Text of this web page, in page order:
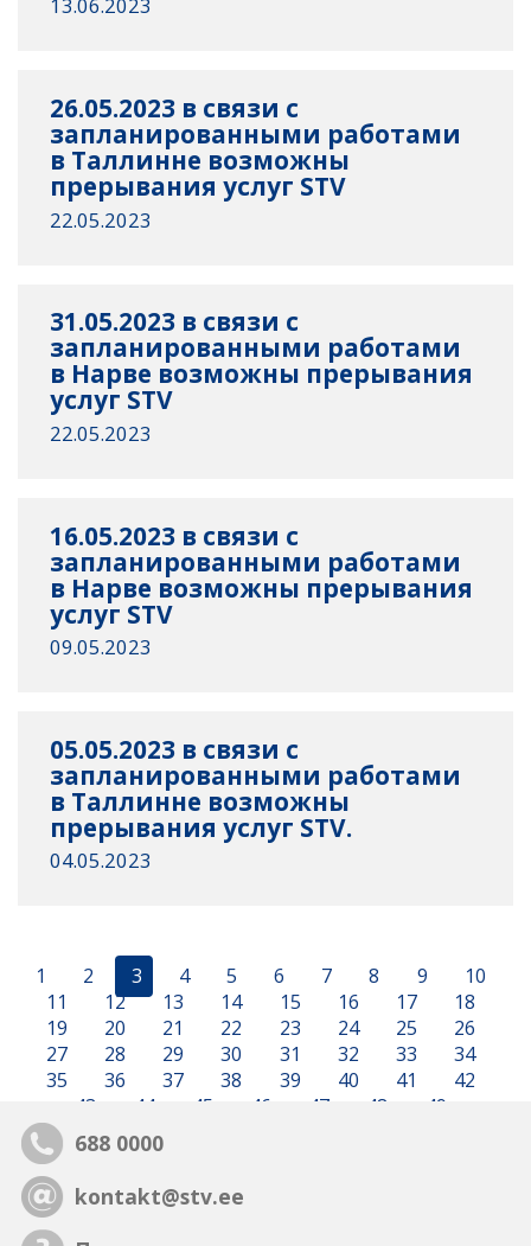
13.06.2023
26.05.2023 в связи с
запланированными работами
в Таллинне возможны
прерывания услуг STV
22.05.2023
31.05.2023 в связи с
запланированными работами
в Нарве возможны прерывания
услуг STV
22.05.2023
16.05.2023 в связи с
запланированными работами
в Нарве возможны прерывания
услуг STV
09.05.2023
05.05.2023 в связи с
запланированными работами
в Таллинне возможны
прерывания услуг STV.
04.05.2023
1 2 3 4 5 6 7 8 9
10
11
12 13 14 15 16 17
18
19
20 21 22 23 24 25
26
27
28 29 30 31 32 33
34
35
36 37 38 39 40 41
42
43
44 45 46 47 48 49
688 0000
kontakt@stv.ee